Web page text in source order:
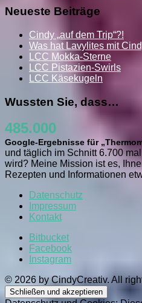
Neueste Beiträge
Cindy „auf dem Trip“?!
Was hat Lavylites mit
LCC Mokka-Sterne
LCC Pistazien-Swirls
LCC Käsekugeln
Wussten Sie, dass…
485.000
Google-Ergebnisse für
und täglich im Schnitt 6.700
wird? Meine Mission ist es,
Rezepten und Informationen
Datenschutz
Impressum
Kontakt
Bitbucket
Facebook
Instagram
© 2026 by CindyCreativ. All